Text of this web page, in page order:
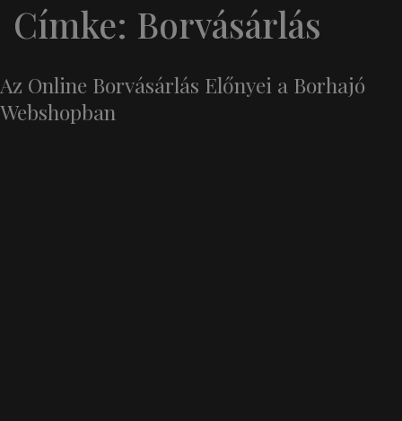
Címke: Borvásárlás
Az Online Borvásárlás Előnyei a Borhajó
Webshopban